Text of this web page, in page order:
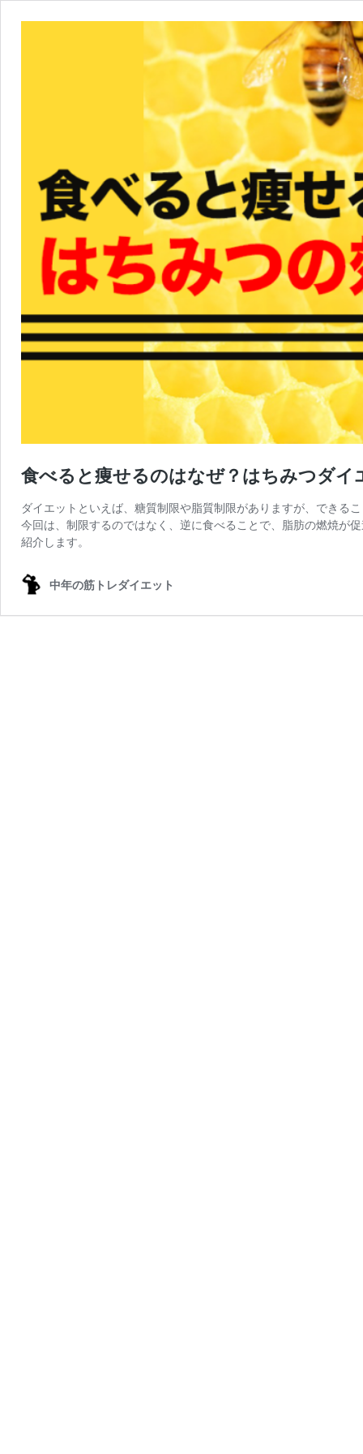
食べると痩せるのはなぜ？はちみつダイ
ダイエットといえば、糖質制限や脂質制限がありますが、できる
今回は、制限するのではなく、逆に食べることで、脂肪の燃焼が
紹介します。
中年の筋トレダイエット